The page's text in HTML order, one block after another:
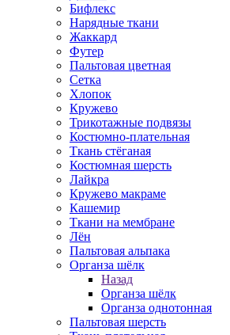
Бифлекс
Нарядные ткани
Жаккард
Футер
Пальтовая цветная
Сетка
Хлопок
Кружево
Трикотажные подвязы
Костюмно-плательная
Ткань стёганая
Костюмная шерсть
Лайкра
Кружево макраме
Кашемир
Ткани на мембране
Лён
Пальтовая альпака
Органза шёлк
Назад
Органза шёлк
Органза однотонная
Пальтовая шерсть